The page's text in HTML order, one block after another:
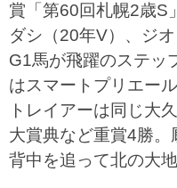
賞「第60回札幌2歳S
ダシ（20年V）、ジ
G1馬が飛躍のステッ
はスマートプリエー
トレイアーは同じ大
大賞典など重賞4勝
背中を追って北の大